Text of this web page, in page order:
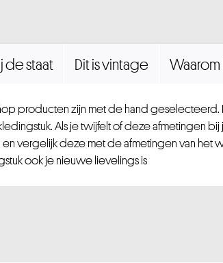
staat Dit is vintage Waarom
producten zijn met de hand
Als je twijfelt of deze afmetingen
vergelijk deze met de afmetingen van het
ook je nieuwe lievelings is